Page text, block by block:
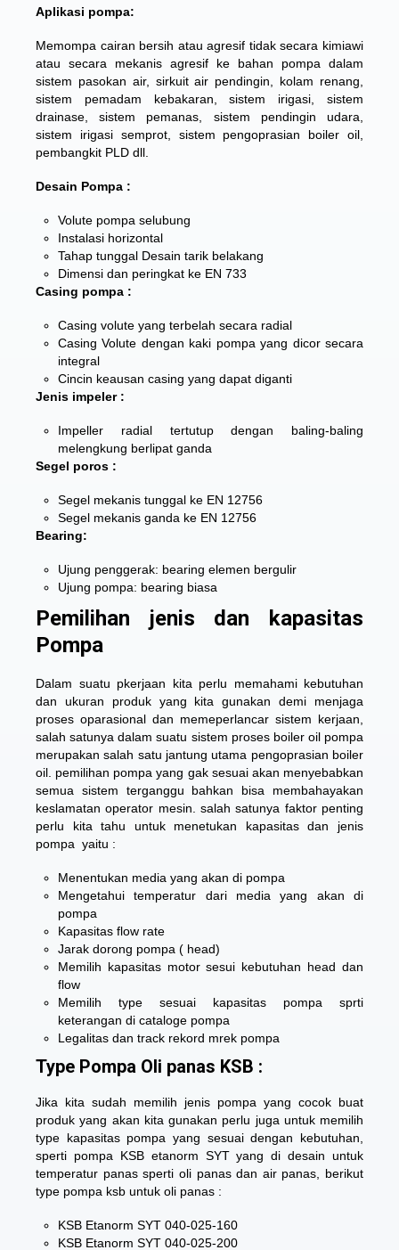
Aplikasi pompa:
Memompa cairan bersih atau agresif tidak secara kimiawi
atau secara mekanis agresif ke bahan pompa dalam
sistem pasokan air, sirkuit air pendingin, kolam renang,
sistem pemadam kebakaran, sistem irigasi, sistem
drainase, sistem pemanas, sistem pendingin udara,
sistem irigasi semprot, sistem pengoprasian boiler oil,
pembangkit PLD dll.
Desain Pompa :
Volute pompa selubung
Instalasi horizontal
Tahap tunggal Desain tarik belakang
Dimensi dan peringkat ke EN 733
Casing pompa :
Casing volute yang terbelah secara radial
Casing Volute dengan kaki pompa yang dicor secara
integral
Cincin keausan casing yang dapat diganti
Jenis impeler :
Impeller radial tertutup dengan baling-baling
melengkung berlipat ganda
Segel poros :
Segel mekanis tunggal ke EN 12756
Segel mekanis ganda ke EN 12756
Bearing:
Ujung penggerak: bearing elemen bergulir
Ujung pompa: bearing biasa
Pemilihan jenis dan kapasitas
Pompa
Dalam suatu pkerjaan kita perlu memahami kebutuhan
dan ukuran produk yang kita gunakan demi menjaga
proses oparasional dan memeperlancar sistem kerjaan,
salah satunya dalam suatu sistem proses boiler oil pompa
merupakan salah satu jantung utama pengoprasian boiler
oil. pemilihan pompa yang gak sesuai akan menyebabkan
semua sistem terganggu bahkan bisa membahayakan
keslamatan operator mesin. salah satunya faktor penting
perlu kita tahu untuk menetukan kapasitas dan jenis
pompa yaitu :
Menentukan media yang akan di pompa
Mengetahui temperatur dari media yang akan di
pompa
Kapasitas flow rate
Jarak dorong pompa ( head)
Memilih kapasitas motor sesui kebutuhan head dan
flow
Memilih type sesuai kapasitas pompa sprti
keterangan di cataloge pompa
Legalitas dan track rekord mrek pompa
Type Pompa Oli panas KSB :
Jika kita sudah memilih jenis pompa yang cocok buat
produk yang akan kita gunakan perlu juga untuk memilih
type kapasitas pompa yang sesuai dengan kebutuhan,
sperti pompa KSB etanorm SYT yang di desain untuk
temperatur panas sperti oli panas dan air panas, berikut
type pompa ksb untuk oli panas :
KSB Etanorm SYT 040-025-160
KSB Etanorm SYT 040-025-200